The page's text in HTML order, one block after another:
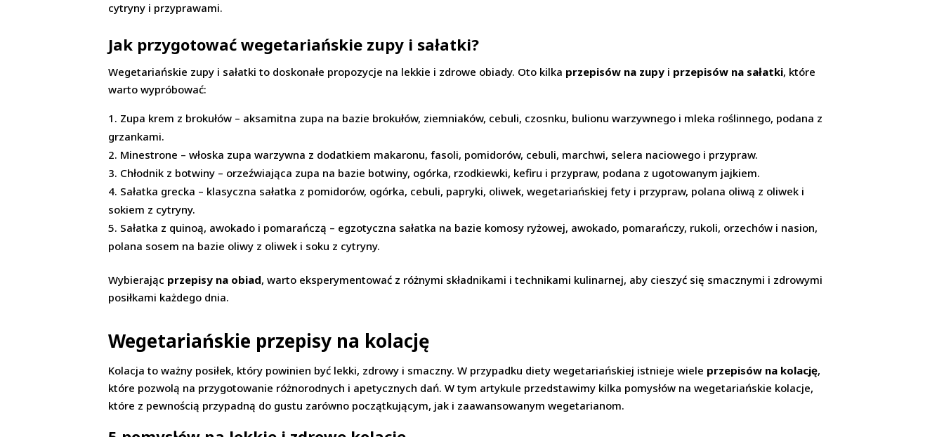
cytryny i przyprawami.
Jak przygotować wegetariańskie zupy i sałatki?
Wegetariańskie zupy i sałatki to doskonałe propozycje na lekkie i zdrowe obiady. Oto kilka przepisów na zupy i przepisów na sałatki, które
warto wypróbować:
Zupa krem z brokułów – aksamitna zupa na bazie brokułów, ziemniaków, cebuli, czosnku, bulionu warzywnego i mleka roślinnego, podana z
grzankami.
Minestrone – włoska zupa warzywna z dodatkiem makaronu, fasoli, pomidorów, cebuli, marchwi, selera naciowego i przypraw.
Chłodnik z botwiny – orzeźwiająca zupa na bazie botwiny, ogórka, rzodkiewki, kefiru i przypraw, podana z ugotowanym jajkiem.
Sałatka grecka – klasyczna sałatka z pomidorów, ogórka, cebuli, papryki, oliwek, wegetariańskiej fety i przypraw, polana oliwą z oliwek i
sokiem z cytryny.
Sałatka z quinoą, awokado i pomarańczą – egzotyczna sałatka na bazie komosy ryżowej, awokado, pomarańczy, rukoli, orzechów i nasion,
polana sosem na bazie oliwy z oliwek i soku z cytryny.
Wybierając przepisy na obiad, warto eksperymentować z różnymi składnikami i technikami kulinarnej, aby cieszyć się smacznymi i zdrowymi
posiłkami każdego dnia.
Wegetariańskie przepisy na kolację
Kolacja to ważny posiłek, który powinien być lekki, zdrowy i smaczny. W przypadku diety wegetariańskiej istnieje wiele przepisów na kolację,
które pozwolą na przygotowanie różnorodnych i apetycznych dań. W tym artykule przedstawimy kilka pomysłów na wegetariańskie kolacje,
które z pewnością przypadną do gustu zarówno początkującym, jak i zaawansowanym wegetarianom.